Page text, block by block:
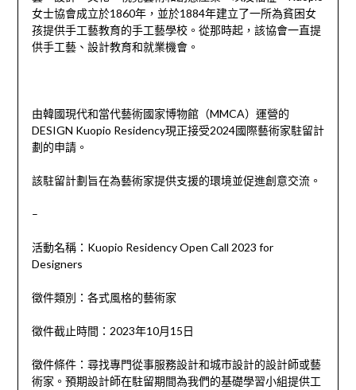
女士協會成立於1860年，並於1884年建立了一所為貧困女
孩提供手工藝教育的手工藝學校。從那時起，該協會一直提
供手工藝、設計教育和就業機會。
由韓國現代和當代藝術國家博物館（MMCA）運營的
DESIGN Kuopio Residency現正接受2024國際藝術家駐留計
劃的申請。
該駐留計劃旨在為藝術家提供支援的環境並促進創意交流。
–
活動名稱：Kuopio Residency Open Call 2023 for
Designers
徵件類別：各式風格的藝術家
徵件截止時間：2023年10月15日
徵件條件：尋找專門從事服務設計和城市設計的設計師或藝
術家。預期設計師在駐留期間為我們的基礎學習小組提供工